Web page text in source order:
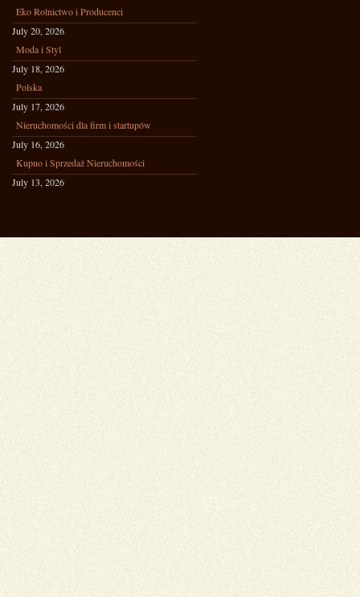
Eko Rolnictwo i Producenci
July 20, 2026
Moda i Styl
July 18, 2026
Polska
July 17, 2026
Nieruchomości dla firm i startupów
July 16, 2026
Kupno i Sprzedaż Nieruchomości
July 13, 2026